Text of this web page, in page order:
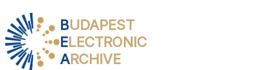
BUDAPEST
ELECTRONIC
ARCHIVE